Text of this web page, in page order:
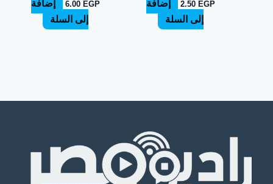
2.50 EGP
إضافة
إلى السلة
6.00 EGP
إضافة
إلى السلة